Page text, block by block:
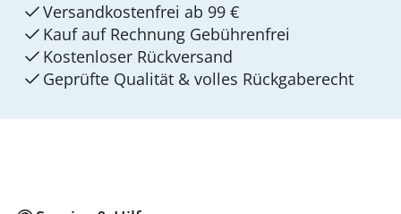
Versandkostenfrei ab 99 €
Kauf auf Rechnung Gebührenfrei
Kostenloser Rückversand
Geprüfte Qualität & volles Rückgaberecht